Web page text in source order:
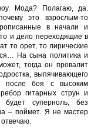
Мода? Полагаю, да.
это взрослым-то
в начали и
и дело переходящие в
то орет, то лирические
На сына политика и
тогда он провалит
выпячивающего
после боя с высоким
гитарных струн и
суперноль, без
– поймет. Я не мастер